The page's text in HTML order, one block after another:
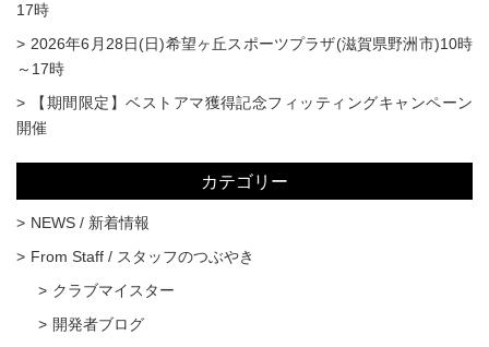
17時
2026年6月28日(日)希望ヶ丘スポーツプラザ(滋賀県野洲市)10時
～17時
【期間限定】ベストアマ獲得記念フィッティングキャンペーン
開催
カテゴリー
NEWS / 新着情報
From Staff / スタッフのつぶやき
クラブマイスター
開発者ブログ